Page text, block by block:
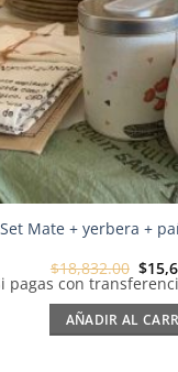
Set Mate + yerbera +
$18,832.00 El
era:
$
pagas con
AÑADIR AL